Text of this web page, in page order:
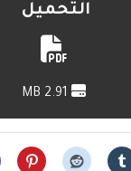
التحميل